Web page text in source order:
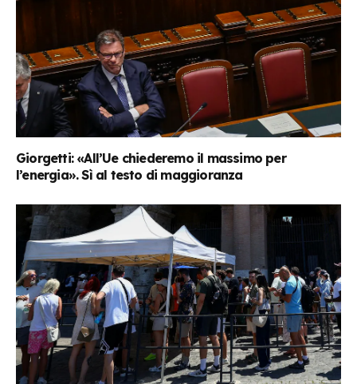
Giorgetti: «All’Ue chiederemo il massimo per
l’energia». Sì al testo di maggioranza